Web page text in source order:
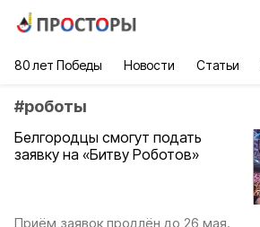
80 лет Победы Новости Статьи
#роботы
Белгородцы смогут подать
заявку на «Битву Роботов»
Приём заявок продлён до 26 мая.